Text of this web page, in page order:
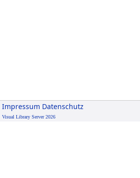
Impressum Datenschutz
Visual Library Server 2026